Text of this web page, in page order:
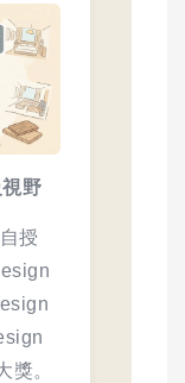
野
授
獎。